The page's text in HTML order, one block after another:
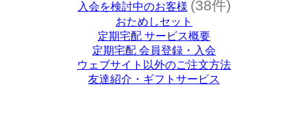
入会を検討中のお客様 (38件)
おためしセット
定期宅配 サービス概要
定期宅配 会員登録・入会
ウェブサイト以外のご注文方法
友達紹介・ギフトサービス